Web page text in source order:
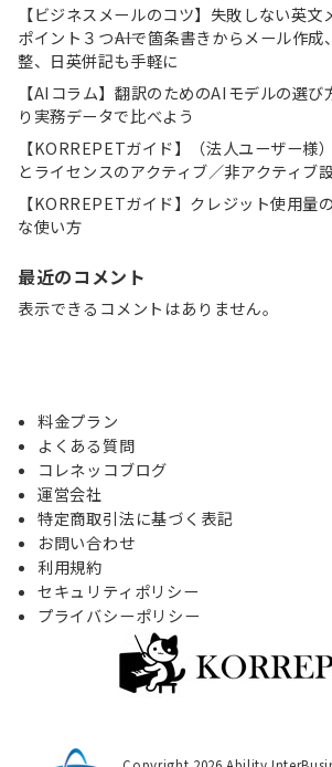
【ビジネスメールのコツ】失敗しない英文
ポイント３つ――AIで箇条書きからメール作
整、日英併記も手軽に
【AIコラム】翻訳のためのAIモデルの選
り実務データで比べよう
【KORREPETガイド】（法人ユーザー様
とライセンスのアクティブ／非アクティブ
【KORREPETガイド】クレジット使用量
な使い方
最近のコメント
表示できるコメントはありません。
料金プラン
よくある質問
コレネッコブログ
運営会社
特定商取引法に基づく表記
お問い合わせ
利用規約
セキュリティポリシー
プライバシーポリシー